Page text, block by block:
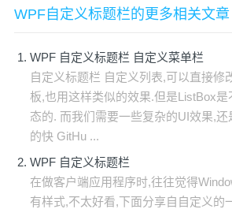
WPF自定义标题栏的更多相关文章
WPF 自定义标题栏 自定义菜单栏
自定义标题栏 自定义列表,可以直接修
板,也用这样类似的效果.但是ListBox
态的. 而我们需要一些复杂的UI效果,
的快 GitHu ...
WPF 自定义标题栏
在做客户端应用程序时,往往觉得
有样式,不太好看,下面分享自自定义的